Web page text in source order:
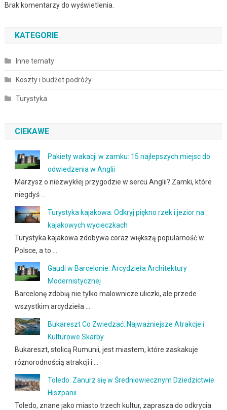
Brak komentarzy do wyświetlenia.
KATEGORIE
Inne tematy
Koszty i budżet podróży
Turystyka
CIEKAWE
Pakiety wakacji w zamku: 15 najlepszych miejsc do
odwiedzenia w Anglii
Marzysz o niezwykłej przygodzie w sercu Anglii? Zamki, które
niegdyś …
Turystyka kajakowa: Odkryj piękno rzek i jezior na
kajakowych wycieczkach
Turystyka kajakowa zdobywa coraz większą popularność w
Polsce, a to …
Gaudi w Barcelonie: Arcydzieła Architektury
Modernistycznej
Barcelonę zdobią nie tylko malownicze uliczki, ale przede
wszystkim arcydzieła …
Bukareszt Co Zwiedzać: Najważniejsze Atrakcje i
Kulturowe Skarby
Bukareszt, stolicą Rumunii, jest miastem, które zaskakuje
różnorodnością atrakcji i …
Toledo: Zanurz się w Średniowiecznym Dziedzictwie
Hiszpanii
Toledo, znane jako miasto trzech kultur, zaprasza do odkrycia